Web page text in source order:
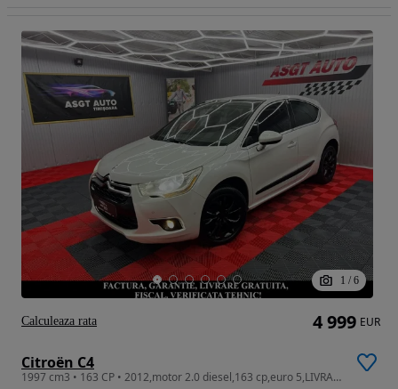
1 / 6
Citroën C4
1997 cm3 • 163 CP • 2012,motor 2.0 diesel,163 cp,euro 5,LIVRARE GRATUITA,GARANTIE
4 999 EUR
Calculeaza rata